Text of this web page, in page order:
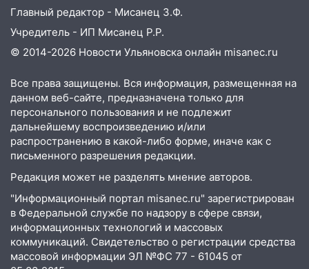
Главный редактор - Мисанец З.Ф.
Учредитель - ИП Мисанец Р.Р.
© 2014-2026 Новости Ульяновска онлайн misanec.ru
Все права защищены. Вся информация, размещенная на
данном веб-сайте, предназначена только для
персонального пользования и не подлежит
дальнейшему воспроизведению и/или
распространению в какой-либо форме, иначе как с
письменного разрешения редакции.
Редакция может не разделять мнение авторов.
"Информационный портал misanec.ru" зарегистрирован
в Федеральной службе по надзору в сфере связи,
информационных технологий и массовых
коммуникаций. Свидетельство о регистрации средства
массовой информации ЭЛ №ФС 77 - 61045 от